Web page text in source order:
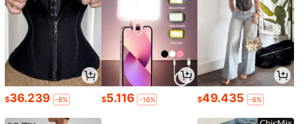
$36.239 -8% $5.116 -16% $49.435 -6%